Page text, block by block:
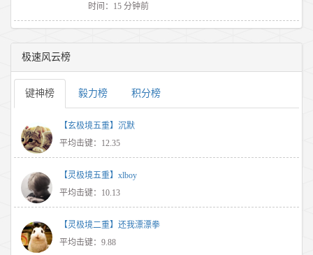
时间：15 分钟前
极速风云榜
键神榜 毅力榜 积分榜
【玄极境五重】沉默
平均击键：12.35
【灵极境五重】xlboy
平均击键：10.13
【灵极境二重】还我漂漂拳
平均击键：9.88